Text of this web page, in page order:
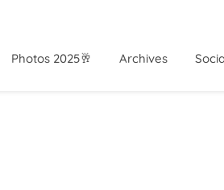
Photos 2025🥂 Archives